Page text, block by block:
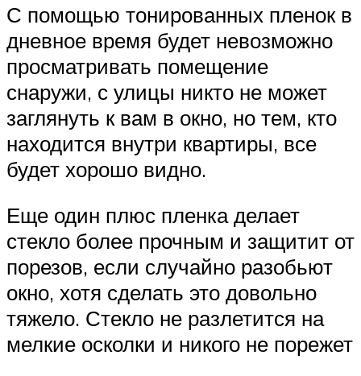
С помощью тонированных пленок в
дневное время будет невозможно
просматривать помещение
снаружи, с улицы никто не может
заглянуть к вам в окно, но тем, кто
находится внутри квартиры, все
будет хорошо видно.
Еще один плюс пленка делает
стекло более прочным и защитит от
порезов, если случайно разобьют
окно, хотя сделать это довольно
тяжело. Стекло не разлетится на
мелкие осколки и никого не порежет